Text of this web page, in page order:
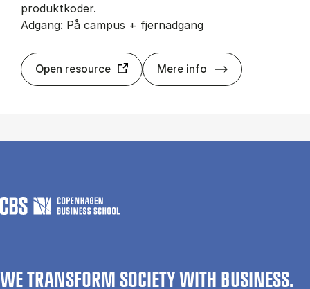
produktkoder.
Adgang: På campus + fjernadgang
Open resource Mere info Kom­pass
WE TRANSFORM SOCIETY WITH BUSINESS.